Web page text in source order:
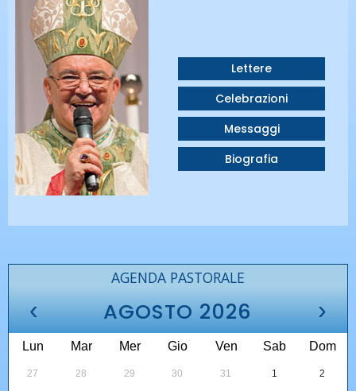
Lettere
Celebrazioni
Messaggi
Biografia
AGENDA PASTORALE
‹ AGOSTO 2026 ›
Lun Mar Mer Gio Ven Sab Dom
27 28 29 30 31 1 2